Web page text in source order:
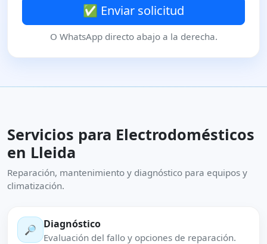
✅ Enviar solicitud
O WhatsApp directo abajo a la derecha.
Servicios para Electrodomésticos
en Lleida
Reparación, mantenimiento y diagnóstico para equipos y
climatización.
🔎 Diagnóstico
Evaluación del fallo y opciones de reparación.